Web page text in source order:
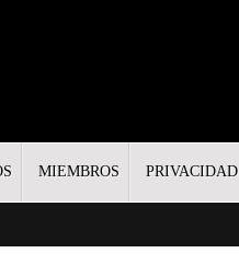
MIEMBROS PRIVACIDAD